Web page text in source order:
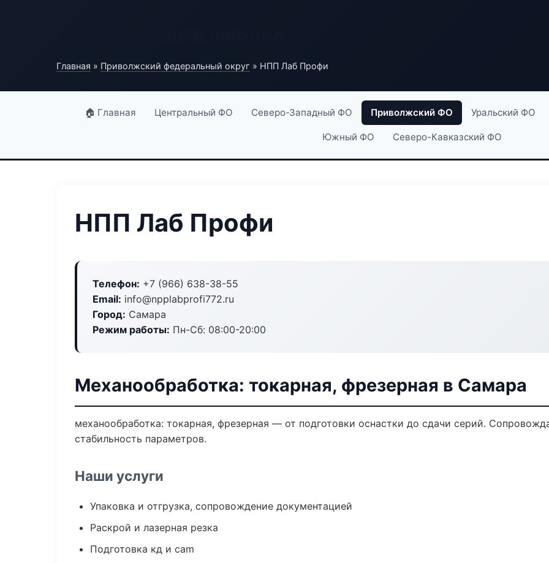
Главная » Приволжский федеральный округ » НПП Лаб Профи
🏠 Главная Центральный ФО Северо-Западный ФО Приволжский ФО Уральский ФО
Южный ФО Северо-Кавказский ФО
НПП Лаб Профи
Телефон: +7 (966) 638-38-55
Email: info@npplabprofi772.ru
Город: Самара
Режим работы: Пн-Сб: 08:00-20:00
Механообработка: токарная, фрезерная в Самара
механообработка: токарная, фрезерная — от подготовки оснастки до сдачи серий.
стабильность параметров.
Наши услуги
Упаковка и отгрузка, сопровождение документацией
Раскрой и лазерная резка
Подготовка кд и cam